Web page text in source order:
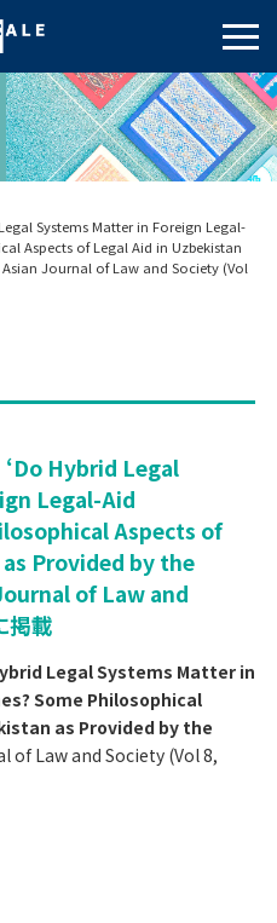
Systems Matter in Foreign Legal-
Aspects of Legal Aid in Uzbekistan
Journal of Law and Society (Vol
Hybrid Legal
Legal-Aid
Aspects of
Provided by the
of Law and
掲載
Legal Systems Matter in
Some Philosophical
as Provided by the
of Law and Society (Vol 8,